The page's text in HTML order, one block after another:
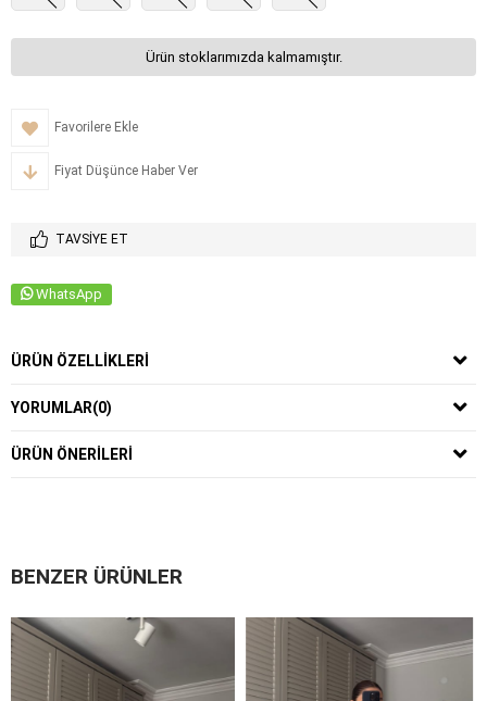
Ürün stoklarımızda kalmamıştır.
Favorilere Ekle
Fiyat Düşünce Haber Ver
TAVSIYE ET
WhatsApp
ÜRÜN ÖZELLIKLERI
YORUMLAR(0)
ÜRÜN ÖNERILERI
BENZER ÜRÜNLER